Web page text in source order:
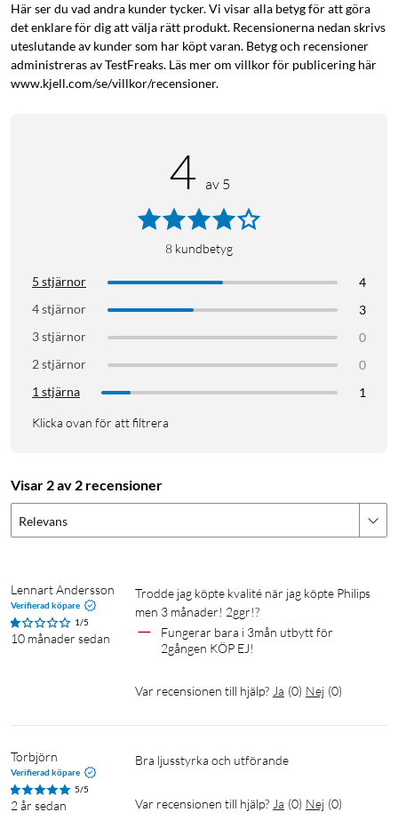
Här ser du vad andra kunder tycker. Vi visar alla betyg för att göra
det enklare för dig att välja rätt produkt. Recensionerna nedan skrivs
uteslutande av kunder som har köpt varan. Betyg och recensioner
administreras av TestFreaks. Läs mer om villkor för publicering här
www.kjell.com/se/villkor/recensioner.
4 av 5
8 kundbetyg
5 stjärnor
4
4 stjärnor
3
3 stjärnor
0
2 stjärnor
0
1 stjärna
1
Klicka ovan för att filtrera
Visar 2 av 2 recensioner
Relevans
Lennart Andersson
Verifierad köpare
1/5
10 månader sedan
Trodde jag köpte kvalité när jag köpte Philips
men 3 månader! 2ggr!?
Fungerar bara i 3mån utbytt för
2gången KÖP EJ!
Var recensionen till hjälp? Ja (0) Nej (0)
Torbjörn
Verifierad köpare
5/5
2 år sedan
Bra ljusstyrka och utförande
Var recensionen till hjälp? Ja (0) Nej (0)